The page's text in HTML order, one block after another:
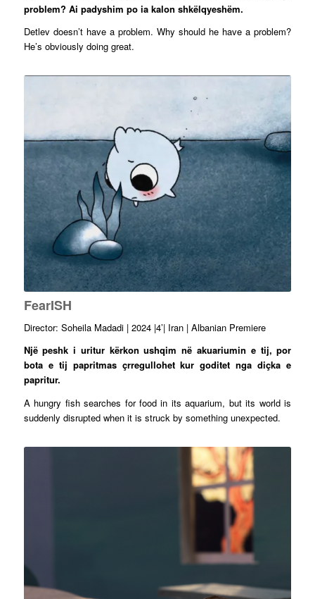
problem? Ai padyshim po ia kalon shkëlqyeshëm.
Detlev doesn’t have a problem. Why should he have a problem?
He’s obviously doing great.
FearISH
Director: Soheila Madadi | 2024 |4’| Iran | Albanian Premiere
Një peshk i uritur kërkon ushqim në akuariumin e tij, por
bota e tij papritmas çrregullohet kur goditet nga diçka e
papritur.
A hungry fish searches for food in its aquarium, but its world is
suddenly disrupted when it is struck by something unexpected.